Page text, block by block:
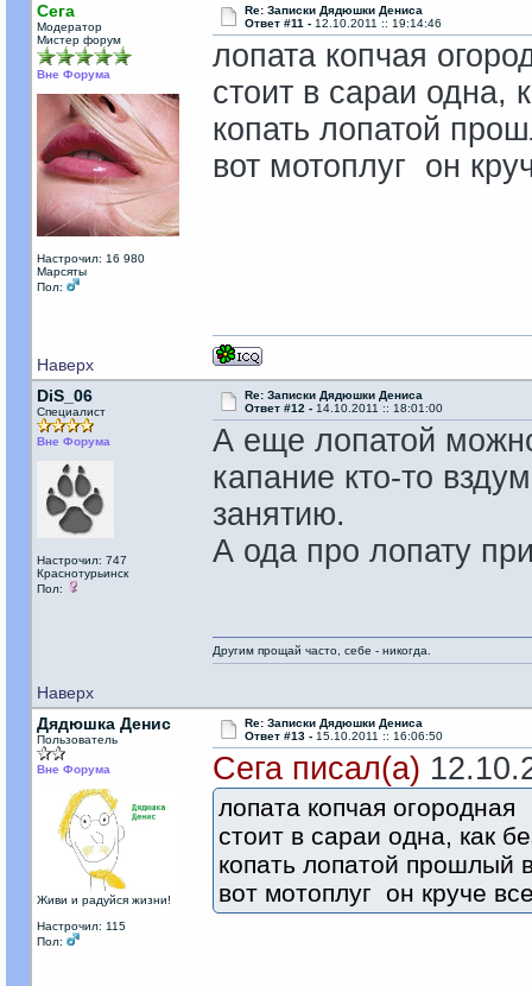
Сега
Модератор
Мистер форум
Вне Форума
Настрочил: 16 980
Марсяты
Пол:
Re: Записки Дядюшки Дениса
Ответ #11 - 12.10.2011 :: 19:14:46
лопата копчая
стоит в сараи одна,
копать лопатой
вот мотоплуг он
Наверх
DiS_06
Специалист
Вне Форума
Настрочил: 747
Краснотурьинск
Пол:
Re: Записки Дядюшки Дениса
Ответ #12 - 14.10.2011 :: 18:01:00
А еще лопатой
капание кто-то
занятию.
А ода про лопату
Наверх
Другим прощай часто, себе - никогда.
Дядюшка Денис
Пользователь
Вне Форума
Живи и радуйся жизни!
Настрочил: 115
Пол:
Re: Записки Дядюшки Дениса
Ответ #13 - 15.10.2011 :: 16:06:50
Сега писал(а)
лопата копчая огородная
стоит в сараи одна, как
копать лопатой прошлый
вот мотоплуг он круче